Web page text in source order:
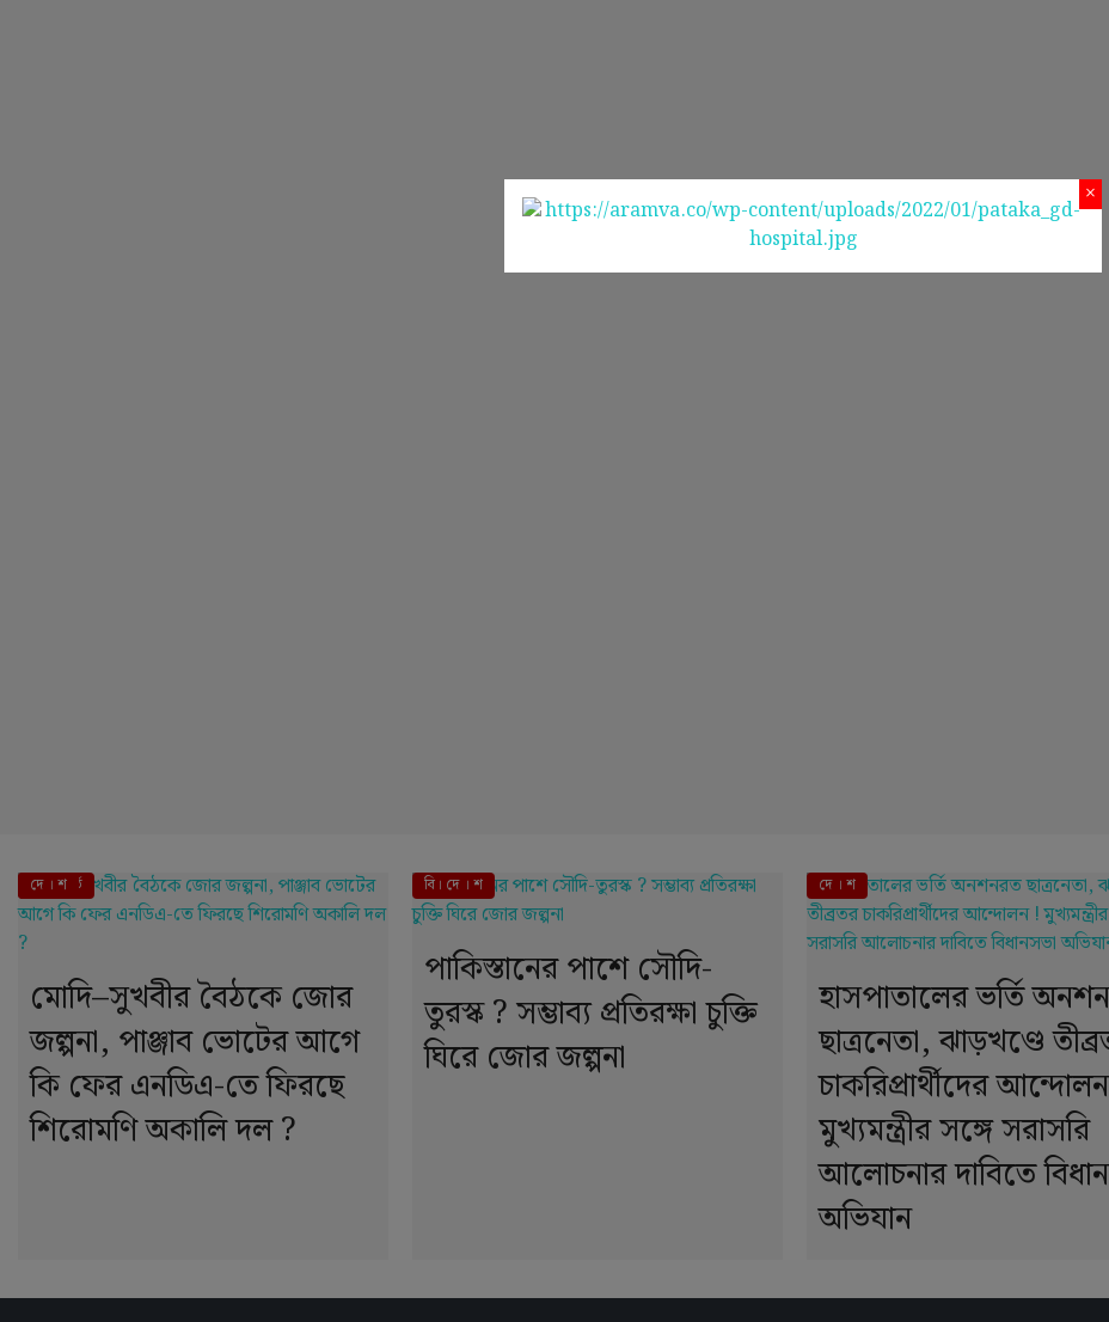
এই মুহূর্তে
দে । শ
মোদি–সুখবীর বৈঠকে জোর
জল্পনা, পাঞ্জাব ভোটের আগে
কি ফের এনডিএ-তে ফিরছে
শিরোমণি অকালি দল ?
বি। দে । শ
পাকিস্তানের পাশে সৌদি-
তুরস্ক ? সম্ভাব্য প্রতিরক্ষা চুক্তি
ঘিরে জোর জল্পনা
দে । শ
হাসপাতালের ভর্তি
ছাত্রনেতা, ঝাড়খণ্ডে
চাকরিপ্রার্থীদের
মুখ্যমন্ত্রীর সঙ্গে সরাসরি
আলোচনার দাবিতে
অভিযান
×